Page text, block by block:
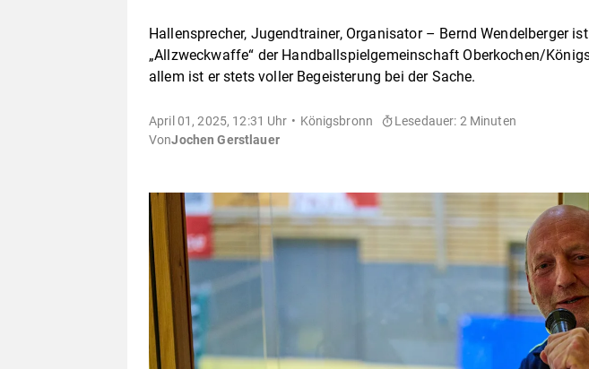
Hallensprecher, Jugendtrainer, Organisator – Bernd Wendelberger
„Allzweckwaffe“ der Handballspielgemeinschaft Oberkochen/
allem ist er stets voller Begeisterung bei der Sache.
April 01, 2025, 12:31 Uhr Königsbronn
Lesedauer: 2 Minuten
VonJochen Gerstlauer